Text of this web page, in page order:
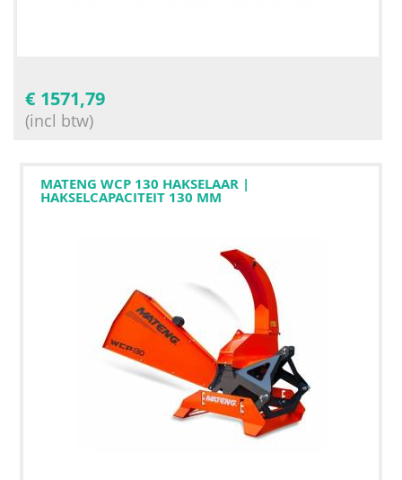
€ 1571,79
(incl btw)
MATENG WCP 130 HAKSELAAR |
HAKSELCAPACITEIT 130 MM